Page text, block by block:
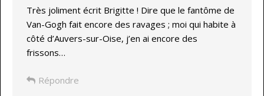
Très joliment écrit Brigitte ! Dire que le fantôme de
Van-Gogh fait encore des ravages ; moi qui habite à
côté d’Auvers-sur-Oise, j’en ai encore des
frissons…
Répondre